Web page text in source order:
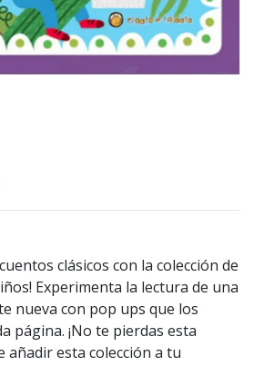
clásicos con la colección de
Experimenta la lectura de una
nueva con pop ups que los
página. ¡No te pierdas esta
añadir esta colección a tu